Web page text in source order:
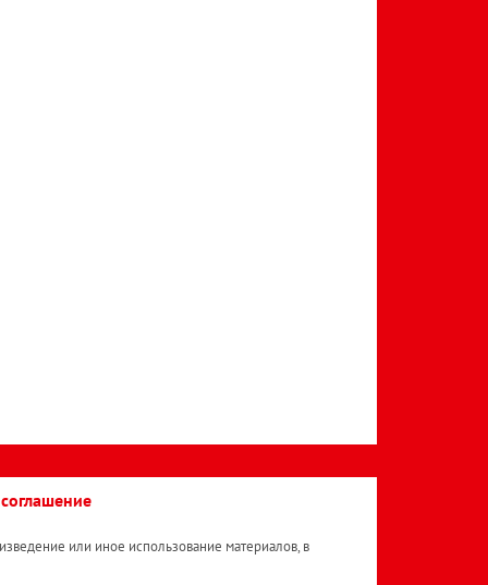
или иное использование материалов, в